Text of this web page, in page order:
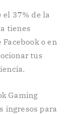
el 37% de la
tienes
o en
tus
Gaming
ingresos para